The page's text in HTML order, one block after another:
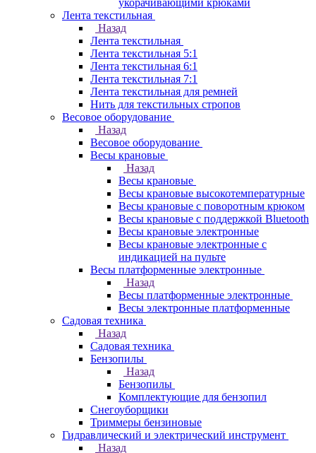
укорачивающими крюками
Лента текстильная
Назад
Лента текстильная
Лента текстильная 5:1
Лента текстильная 6:1
Лента текстильная 7:1
Лента текстильная для ремней
Нить для текстильных стропов
Весовое оборудование
Назад
Весовое оборудование
Весы крановые
Назад
Весы крановые
Весы крановые высокотемпературные
Весы крановые с поворотным крюком
Весы крановые с поддержкой Bluetooth
Весы крановые электронные
Весы крановые электронные с
индикацией на пульте
Весы платформенные электронные
Назад
Весы платформенные электронные
Весы электронные платформенные
Садовая техника
Назад
Садовая техника
Бензопилы
Назад
Бензопилы
Комплектующие для бензопил
Снегоуборщики
Триммеры бензиновые
Гидравлический и электрический инструмент
Назад